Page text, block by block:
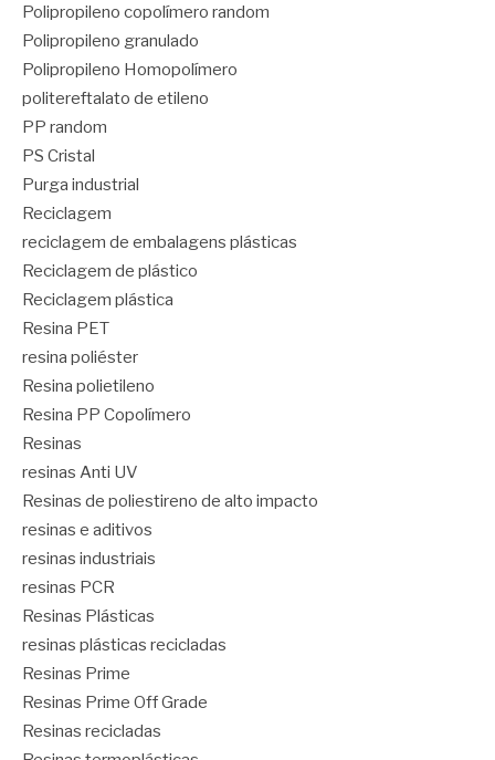
Polipropileno copolímero random
Polipropileno granulado
Polipropileno Homopolímero
politereftalato de etileno
PP random
PS Cristal
Purga industrial
Reciclagem
reciclagem de embalagens plásticas
Reciclagem de plástico
Reciclagem plástica
Resina PET
resina poliéster
Resina polietileno
Resina PP Copolímero
Resinas
resinas Anti UV
Resinas de poliestireno de alto impacto
resinas e aditivos
resinas industriais
resinas PCR
Resinas Plásticas
resinas plásticas recicladas
Resinas Prime
Resinas Prime Off Grade
Resinas recicladas